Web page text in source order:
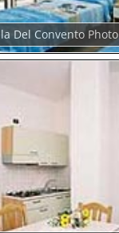
Del Convento Photo